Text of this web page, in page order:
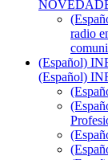
radio
(Español)
(Español)